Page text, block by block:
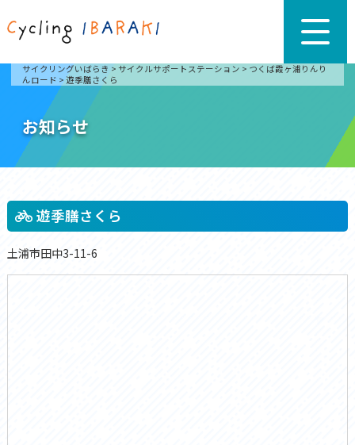
サイクリングいばらき > サイクルサポートステーション > つくば霞ヶ浦りんり
んロード >遊季膳さくら
お知らせ
遊季膳さくら
土浦市田中3-11-6